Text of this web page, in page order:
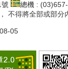
號
總機 :
不得將全部或部分
05